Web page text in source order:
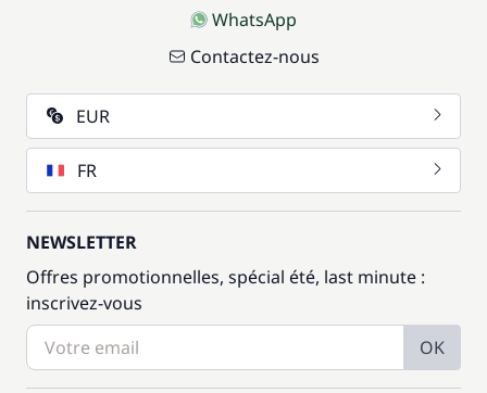
WhatsApp
Contactez-nous
EUR
FR
NEWSLETTER
Offres promotionnelles, spécial été, last minute :
inscrivez-vous
OK